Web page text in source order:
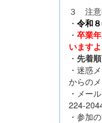
３ 注
・ 令和
・ 卒業
います
・ 先着
・迷惑
からの
・メー
224-
・参加